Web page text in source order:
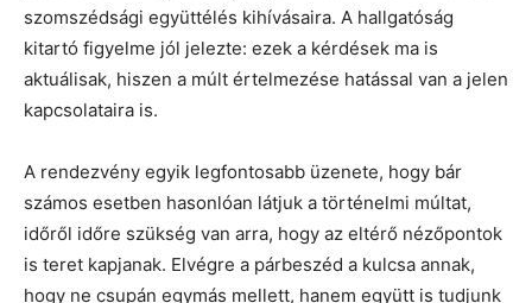
szomszédsági együttélés kihívásaira. A hallgatóság
kitartó figyelme jól jelezte: ezek a kérdések ma is
aktuálisak, hiszen a múlt értelmezése hatással van a jelen
kapcsolataira is.
A rendezvény egyik legfontosabb üzenete, hogy bár
számos esetben hasonlóan látjuk a történelmi múltat,
időről időre szükség van arra, hogy az eltérő nézőpontok
is teret kapjanak. Elvégre a párbeszéd a kulcsa annak,
hogy ne csupán egymás mellett, hanem együtt is tudjunk